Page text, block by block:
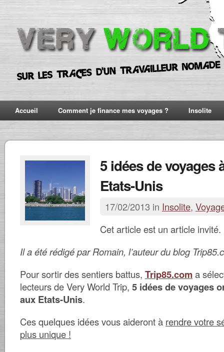
Accueil Comment je finance mes voyages ? Insolite
5 idées de voyages
Etats-Unis
17/02/2013 in Insolite,
Cet article est un article invité.
Il a été rédigé par Romain, l’auteur du blog
Pour sortir des sentiers battus, Trip85.coma
lecteurs de Very World Trip, 5 idées de voyages
aux Etats-Unis.
Ces quelques idées vous aideront à rendre votre
plus unique !